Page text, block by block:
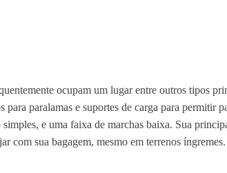
ocupam um lugar entre outros tipos
paralamas e suportes de carga para permitir
e uma faixa de marchas baixa. Sua
com sua bagagem, mesmo em terrenos íngremes.